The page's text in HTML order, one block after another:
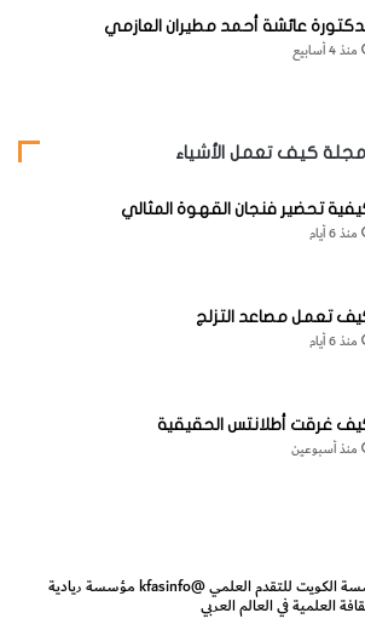
عائشة أحمد مطيران العازمي
منذ 4 أسابيع
مجلة كيف تعمل الأشياء
تحضير فنجان القهوة المثالي
منذ 6 أيام
تعمل مصاعد التزلج
منذ 6 أيام
غرقت أطلانتس الحقيقية
منذ أسبوعين
الكويت للتقدم العلمي@kfasinfo مؤسسة ريادية
العلمية في العالم العربي